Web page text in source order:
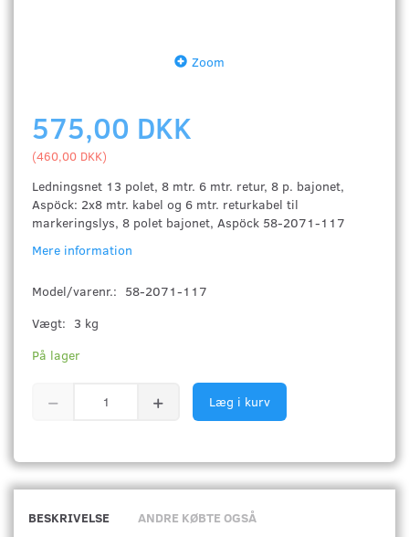
Zoom
575,00 DKK
(460,00 DKK)
Ledningsnet 13 polet, 8 mtr. 6 mtr. retur, 8 p. bajonet,
Aspöck: 2x8 mtr. kabel og 6 mtr. returkabel til
markeringslys, 8 polet bajonet, Aspöck 58-2071-117
Mere information
Model/varenr.: 58-2071-117
Vægt: 3 kg
På lager
Læg i kurv
BESKRIVELSE ANDRE KØBTE OGSÅ